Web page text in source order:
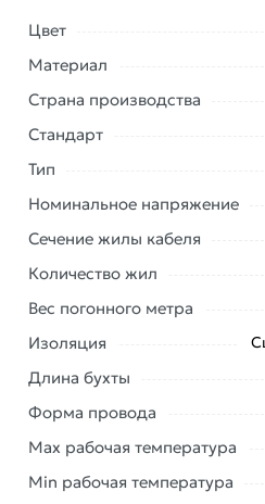
Условия доставки и цены
Самонесущий СИП
области.
Наши профессиональные
заказ и свяжутся с Вами для
доставки или самовывоза.
онлайн заказа рекомендуем
описанием,
Цвет
Материал
Страна производства
Стандарт
Тип
Номинальное напряжение
Сечение жилы кабеля
Количество жил
Вес погонного метра
Изоляция
Длина бухты
Форма провода
Max рабочая температура
Min рабочая температура